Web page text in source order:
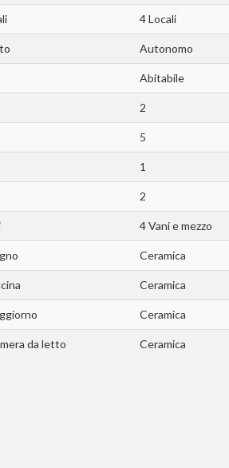
4 Locali
Autonomo
Abitabile
2
5
1
2
4 Vani e mezzo
Ceramica
Ceramica
Ceramica
da letto Ceramica